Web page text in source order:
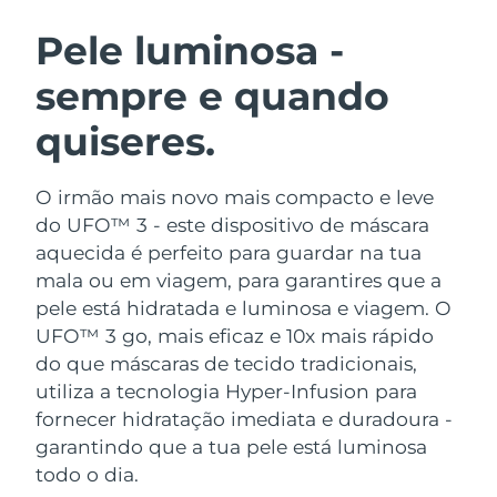
Pele luminosa -
sempre e quando
quiseres.
O irmão mais novo mais compacto e leve
do UFO™ 3 - este dispositivo de máscara
aquecida é perfeito para guardar na tua
mala ou em viagem, para garantires que a
pele está hidratada e luminosa e viagem. O
UFO™ 3 go, mais eficaz e 10x mais rápido
do que máscaras de tecido tradicionais,
utiliza a tecnologia Hyper-Infusion para
fornecer hidratação imediata e duradoura -
garantindo que a tua pele está luminosa
todo o dia.
Limpeza facial
Anti-aging massage
LUNA™ 4 Plus
Massage, LED heating
LUNA™ 4 Men
For men, anti-aging massage
Microcurrent toning
BEAR™ 2 go
Microcurrent toning on-the-go
BEAR™ 2 eyes & lips
Microcurrent line smoothing device
Hidratação
UFO™ 3 kit
Deep facial hydration
UFO™ 3 LED
Near-infrared and red light therapy
device
Cuidado oral
issa™ 4
Hybrid silicone sonic toothbrush
issa™ 4 plus
Smart hybrid silicone sonic toothbrush
TRATAMENTO ANTIENVELHECIMENTO
FAQ™
Antienvelhecimento
NEW
Áustria
Barein Entrega prevista
Bélgica
Bermudas Entrega prevista8/15/26
Bósnia e
Herzegovina
Entrega prevista8/12/26
Brunei Entrega prevista8/14/26
Bulgária Entrega prevista8/9/26
Canadá Entrega prevista8/13/26
Chile